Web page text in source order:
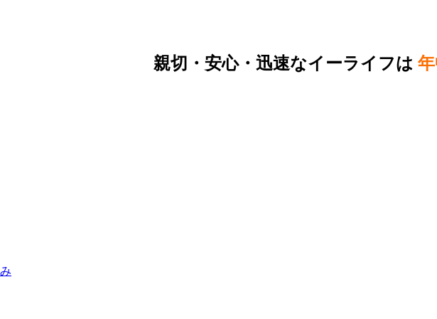
親切・安心・迅速なイーライフは